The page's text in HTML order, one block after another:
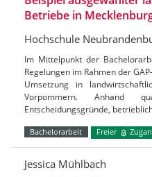
Betriebe in
Hochschule
Im Mittelpunkt der
Regelungen im Rahmen der
Umsetzung in
Vorpommern. Anhand
Entscheidungsgründe,
Bachelorarbeit Freier
Jessica Mühlbach